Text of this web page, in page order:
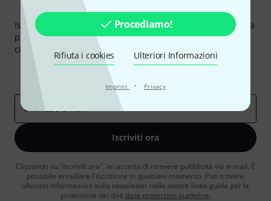
Procediamo!
Rifiuta i cookies Ulteriori Informazioni
Imprint · Privacy
Thomann Newsletter
Iscriviti alla newsletter di Thomann, e con un po' di fortuna
potrai vincere uno dei 50 buoni del valore di 50 euro
ciascuno!
Contributi d'ispirazione
Offerte
Approfondimenti Thomann
Indirizzo e-mail*
Iscriviti ora
Cliccando su "Iscriviti ora", lei accetta di ricevere pubblicità via e-mail. È
possibile annullare l'iscrizione in qualsiasi momento. Può trovare
ulteriori informazioni sulla newsletter nelle nostre linee guida per la
protezione dei dati data protection guideline.